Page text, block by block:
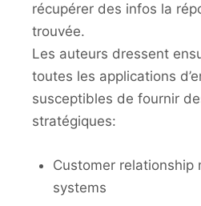
récupérer des infos la
trouvée.
Les auteurs dressent
toutes les applications
susceptibles de fournir
stratégiques:
Customer relationship
systems